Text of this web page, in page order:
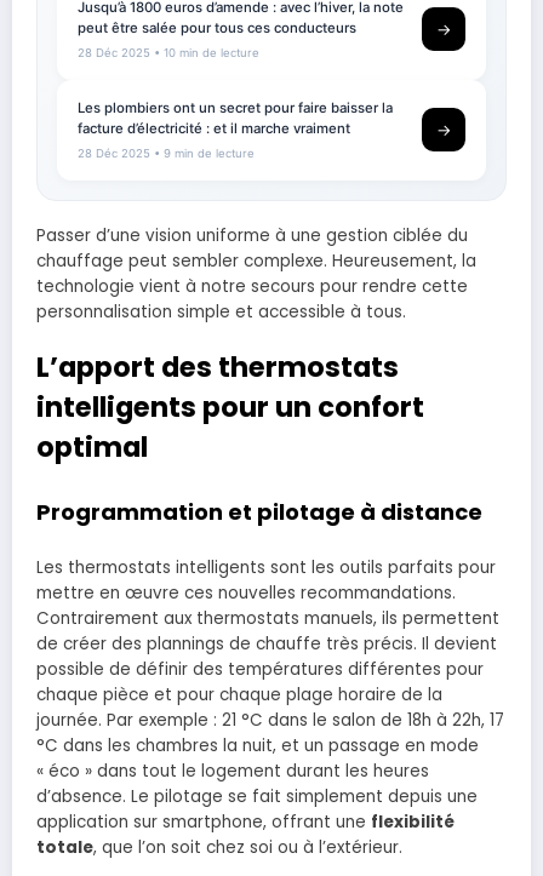
Jusqu’à 1800 euros d’amende : avec l’hiver, la note
peut être salée pour tous ces conducteurs
28 Déc 2025 • 10 min de lecture
→
Les plombiers ont un secret pour faire baisser la
facture d’électricité : et il marche vraiment
28 Déc 2025 • 9 min de lecture
→
Passer d’une vision uniforme à une gestion ciblée du
chauffage peut sembler complexe. Heureusement, la
technologie vient à notre secours pour rendre cette
personnalisation simple et accessible à tous.
L’apport des thermostats
intelligents pour un confort
optimal
Programmation et pilotage à distance
Les thermostats intelligents sont les outils parfaits pour
mettre en œuvre ces nouvelles recommandations.
Contrairement aux thermostats manuels, ils permettent
de créer des plannings de chauffe très précis. Il devient
possible de définir des températures différentes pour
chaque pièce et pour chaque plage horaire de la
journée. Par exemple : 21 °C dans le salon de 18h à 22h, 17
°C dans les chambres la nuit, et un passage en mode
« éco » dans tout le logement durant les heures
d’absence. Le pilotage se fait simplement depuis une
application sur smartphone, offrant une flexibilité
totale, que l’on soit chez soi ou à l’extérieur.